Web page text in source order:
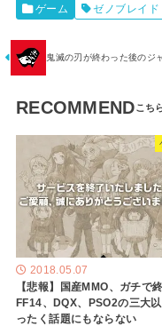
ゲーム ゼノブレイド
鬼滅の刃が終わった後のジ
RECOMMEND
2018.05.07
【悲報】国産MMO、ガチで終
FF14、DQX、PSO2の三大
ったく話題にもならない